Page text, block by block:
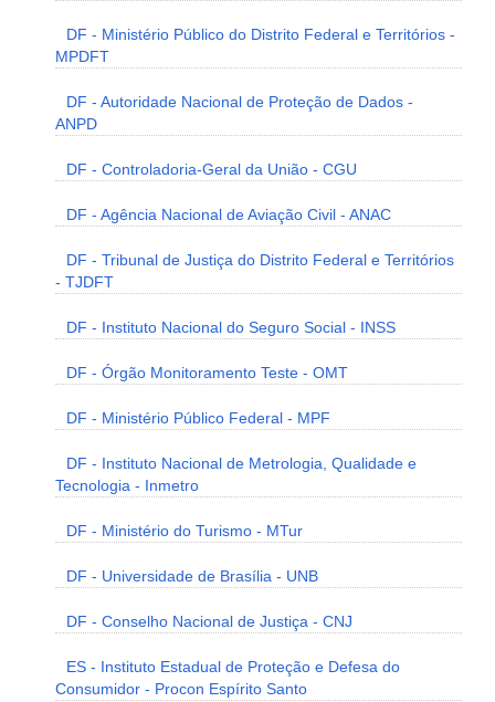
DF - Ministério Público do Distrito Federal e Territórios -
MPDFT
DF - Autoridade Nacional de Proteção de Dados -
ANPD
DF - Controladoria-Geral da União - CGU
DF - Agência Nacional de Aviação Civil - ANAC
DF - Tribunal de Justiça do Distrito Federal e Territórios
- TJDFT
DF - Instituto Nacional do Seguro Social - INSS
DF - Órgão Monitoramento Teste - OMT
DF - Ministério Público Federal - MPF
DF - Instituto Nacional de Metrologia, Qualidade e
Tecnologia - Inmetro
DF - Ministério do Turismo - MTur
DF - Universidade de Brasília - UNB
DF - Conselho Nacional de Justiça - CNJ
ES - Instituto Estadual de Proteção e Defesa do
Consumidor - Procon Espírito Santo